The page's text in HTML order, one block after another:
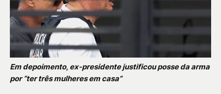
Em depoimento, ex-presidente justificou posse da arma
por “ter três mulheres em casa”